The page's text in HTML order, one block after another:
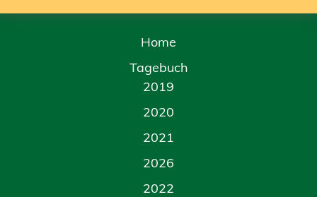
Home
Tagebuch
2019
2020
2021
2026
2022